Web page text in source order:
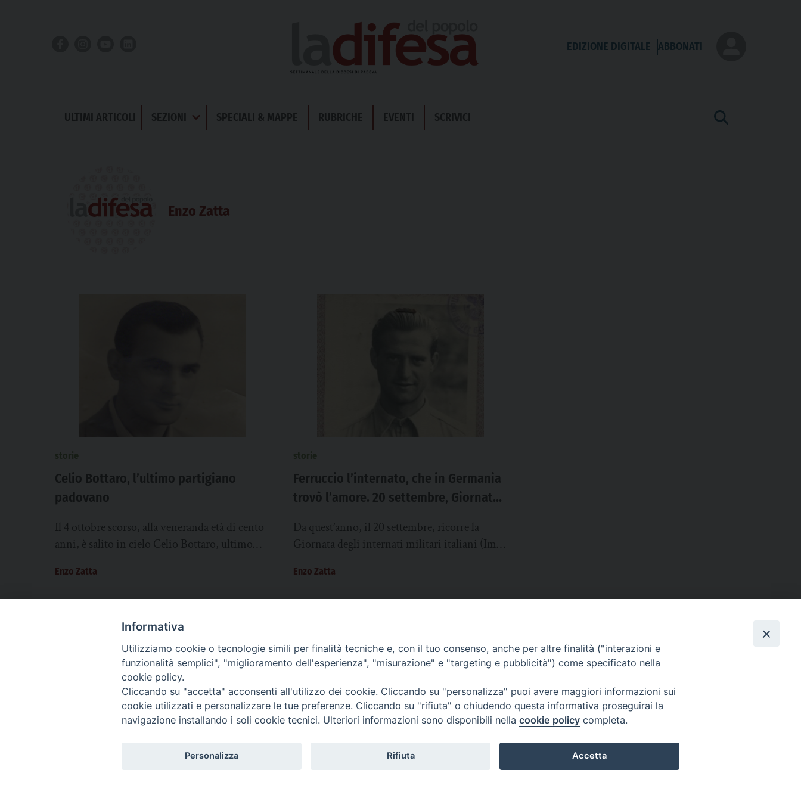
EDIZIONE DIGITALE ABBONATI
ULTIMI ARTICOLI SEZIONI
Apri
Menu
SPECIALI & MAPPE RUBRICHE EVENTI SCRIVICI
Enzo Zatta
Celio Bottaro, l’ultimo partigiano
padovano
Il 4 ottobre scorso, alla veneranda età di cento
anni, è salito in cielo Celio Bottaro, ultimo
Enzo Zatta
Ferruccio l’internato, che in Germania
trovò l’amore. 20 settembre, Giornata
Da quest’anno, il 20 settembre, ricorre la
Giornata degli internati militari italiani (Imi),
condizione...
Enzo Zatta
AMMINISTRAZIONE TRASPARENTE SCRIVICI
La Difesa del Popolo percepisce i contributi pubblici all'editoria.
La Difesa del Popolo è una testata registrata presso il Tribunale di Padova decreto del 15 giugno 1950 al n. 37 del registro periodici.
Informativa
Utilizziamo cookie o tecnologie simili per finalità tecniche e, con il tuo consenso, anche per altre finalità ("interazioni e
funzionalità semplici", "miglioramento dell'esperienza", "misurazione" e "targeting e pubblicità") come specificato nella
cookie policy.
Cliccando su "accetta" acconsenti all'utilizzo dei cookie. Cliccando su "personalizza" puoi avere maggiori informazioni sui
cookie utilizzati e personalizzare le tue preferenze. Cliccando su "rifiuta" o chiudendo questa informativa proseguirai la
navigazione installando i soli cookie tecnici. Ulteriori informazioni sono disponibili nella cookie policy completa.
Personalizza Rifiuta Accetta